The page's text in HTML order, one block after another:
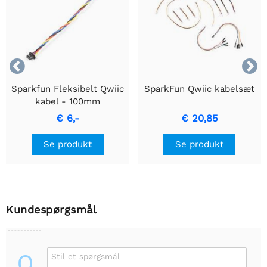


Sparkfun Fleksibelt Qwiic
kabel - 100mm
€ 6,-
Se produkt
SparkFun Qwiic kabelsæt
€ 20,85
Se produkt
Kundespørgsmål
Stil et spørgsmål